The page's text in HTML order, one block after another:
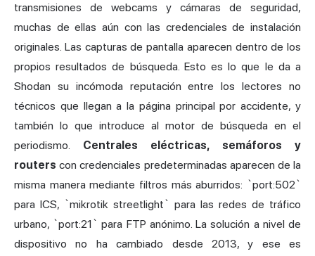
transmisiones de webcams y cámaras de seguridad,
muchas de ellas aún con las credenciales de instalación
originales. Las capturas de pantalla aparecen dentro de los
propios resultados de búsqueda. Esto es lo que le da a
Shodan su incómoda reputación entre los lectores no
técnicos que llegan a la página principal por accidente, y
también lo que introduce al motor de búsqueda en el
periodismo. Centrales eléctricas, semáforos y
routers con credenciales predeterminadas aparecen de la
misma manera mediante filtros más aburridos: `port:502`
para ICS, `mikrotik streetlight` para las redes de tráfico
urbano, `port:21` para FTP anónimo. La solución a nivel de
dispositivo no ha cambiado desde 2013, y ese es